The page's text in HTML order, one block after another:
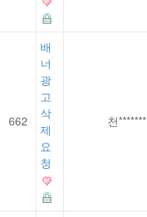
662
배
너
광
고
삭
제
요
청
천*******